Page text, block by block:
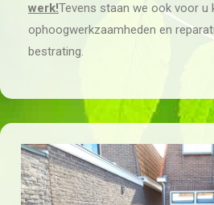
werk!Tevens staan we ook voor u
ophoogwerkzaamheden en
bestrating.